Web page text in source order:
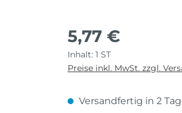
5,77 €
Inhalt: 1 ST
Preise inkl. MwSt. zzgl.
Versandfertig in 2